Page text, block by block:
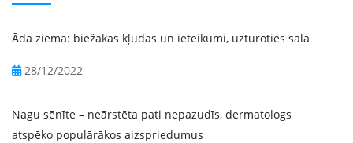
Āda ziemā: biežākās kļūdas un ieteikumi, uzturoties salā
28/12/2022
Nagu sēnīte – neārstēta pati nepazudīs, dermatologs
atspēko populārākos aizspriedumus